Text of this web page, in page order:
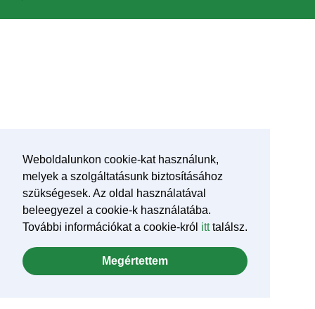
Weboldalunkon cookie-kat használunk,
melyek a szolgáltatásunk biztosításához
szükségesek. Az oldal használatával
beleegyezel a cookie-k használatába.
További információkat a cookie-król itttalálsz.
Megértettem